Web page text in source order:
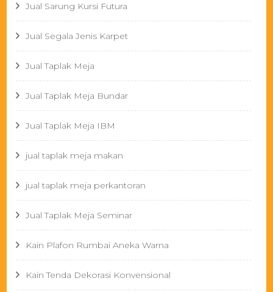
Jual Sarung Kursi Futura
Jual Segala Jenis Karpet
Jual Taplak Meja
Jual Taplak Meja Bundar
Jual Taplak Meja IBM
jual taplak meja makan
jual taplak meja perkantoran
Jual Taplak Meja Seminar
Kain Plafon Rumbai Aneka Warna
Kain Tenda Dekorasi Konvensional